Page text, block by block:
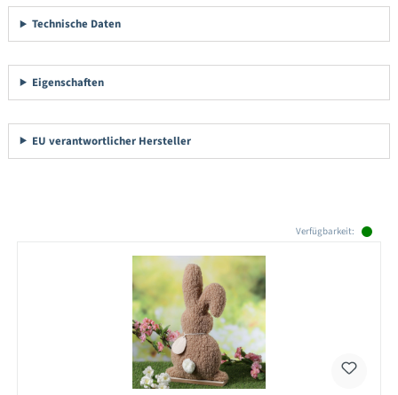
Technische Daten
Eigenschaften
EU verantwortlicher Hersteller
Verfügbarkeit: